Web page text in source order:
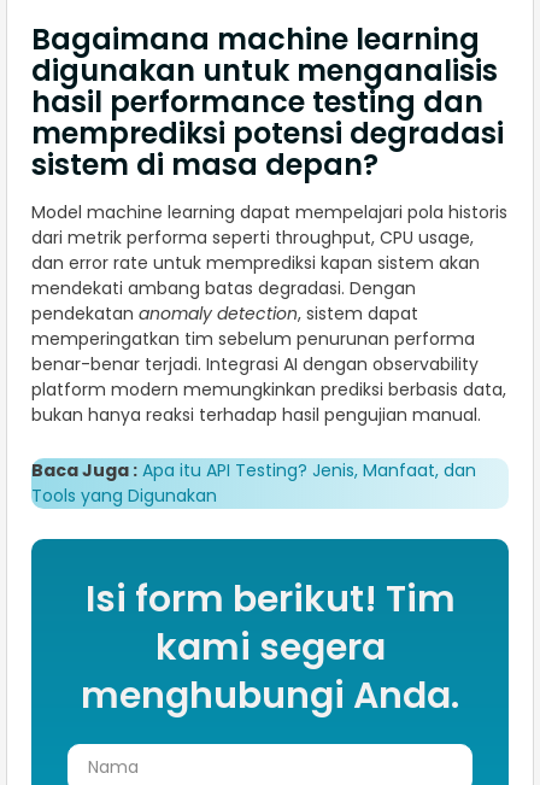
Bagaimana machine learning
digunakan untuk menganalisis
hasil performance testing dan
memprediksi potensi degradasi
sistem di masa depan?
Model machine learning dapat mempelajari pola historis
dari metrik performa seperti throughput, CPU usage,
dan error rate untuk memprediksi kapan sistem akan
mendekati ambang batas degradasi. Dengan
pendekatan anomaly detection, sistem dapat
memperingatkan tim sebelum penurunan performa
benar-benar terjadi. Integrasi AI dengan observability
platform modern memungkinkan prediksi berbasis data,
bukan hanya reaksi terhadap hasil pengujian manual.
Baca Juga : Apa itu API Testing? Jenis, Manfaat, dan
Tools yang Digunakan
Isi form berikut! Tim
kami segera
menghubungi Anda.